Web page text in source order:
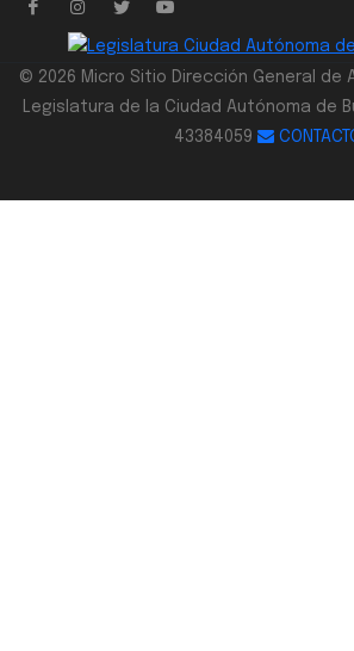
© 2026 Micro Sitio Dirección General de
Legislatura de la Ciudad Autónoma de
43384059